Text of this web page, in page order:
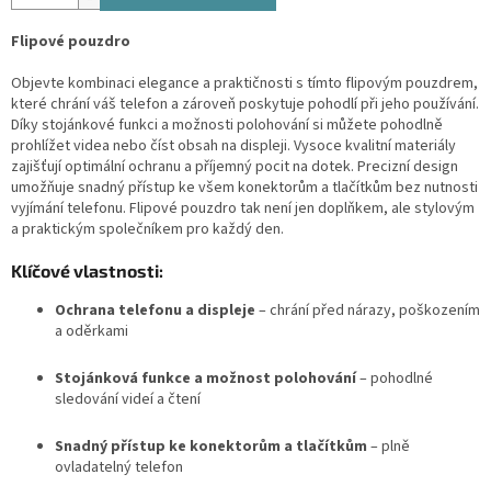
Flipové pouzdro
Objevte kombinaci elegance a praktičnosti s tímto flipovým pouzdrem,
které chrání váš telefon a zároveň poskytuje pohodlí při jeho používání.
Díky stojánkové funkci a možnosti polohování si můžete pohodlně
prohlížet videa nebo číst obsah na displeji. Vysoce kvalitní materiály
zajišťují optimální ochranu a příjemný pocit na dotek. Precizní design
umožňuje snadný přístup ke všem konektorům a tlačítkům bez nutnosti
vyjímání telefonu. Flipové pouzdro tak není jen doplňkem, ale stylovým
a praktickým společníkem pro každý den.
Klíčové vlastnosti:
Ochrana telefonu a displeje – chrání před nárazy, poškozením
a oděrkami
Stojánková funkce a možnost polohování– pohodlné
sledování videí a čtení
Snadný přístup ke konektorům a tlačítkům – plně
ovladatelný telefon